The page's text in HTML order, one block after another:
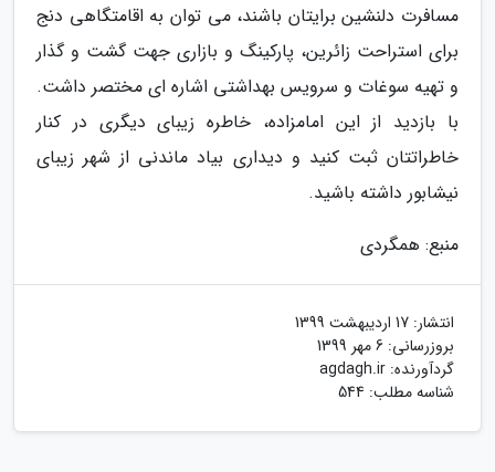
مسافرت دلنشین برایتان باشند، می توان به اقامتگاهی دنج
برای استراحت زائرین، پارکینگ و بازاری جهت گشت و گذار
و تهیه سوغات و سرویس بهداشتی اشاره ای مختصر داشت.
با بازدید از این امامزاده، خاطره زیبای دیگری در کنار
خاطراتتان ثبت کنید و دیداری بیاد ماندنی از شهر زیبای
نیشابور داشته باشید.
منبع: همگردی
انتشار: 17 اردیبهشت 1399
بروزرسانی: 6 مهر 1399
گردآورنده: agdagh.ir
شناسه مطلب: 544